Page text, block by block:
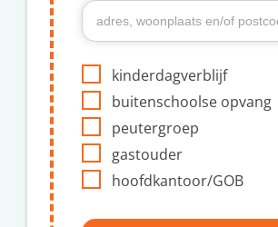
kinderdagverblijf
buitenschoolse opvang
peutergroep
gastouder
hoofdkantoor/GOB